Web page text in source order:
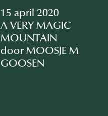
15 april 2020
A VERY MAGIC
MOUNTAIN
door MOOSJE M
GOOSEN